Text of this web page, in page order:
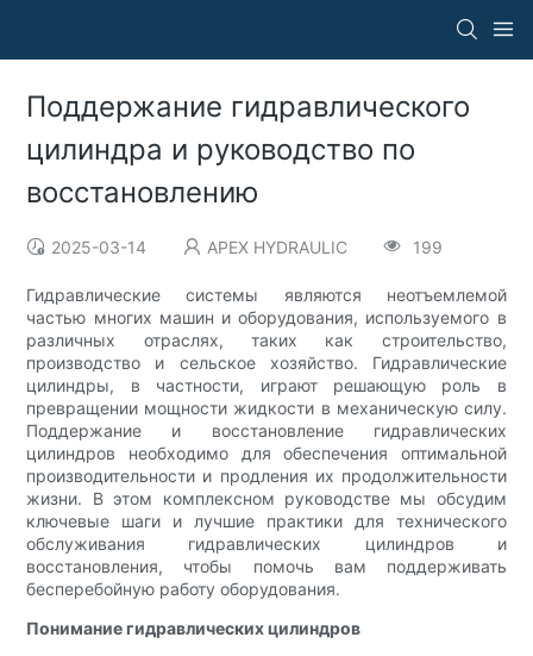
Поддержание гидравлического
цилиндра и руководство по
восстановлению
2025-03-14 APEX HYDRAULIC 199
Гидравлические системы являются неотъемлемой
частью многих машин и оборудования, используемого в
различных отраслях, таких как строительство,
производство и сельское хозяйство. Гидравлические
цилиндры, в частности, играют решающую роль в
превращении мощности жидкости в механическую силу.
Поддержание и восстановление гидравлических
цилиндров необходимо для обеспечения оптимальной
производительности и продления их продолжительности
жизни. В этом комплексном руководстве мы обсудим
ключевые шаги и лучшие практики для технического
обслуживания гидравлических цилиндров и
восстановления, чтобы помочь вам поддерживать
бесперебойную работу оборудования.
Понимание гидравлических цилиндров